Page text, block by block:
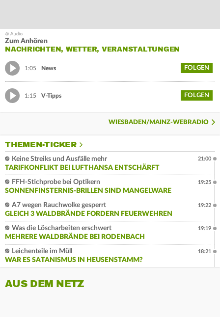
Zum Anhören
NACHRICHTEN, WETTER, VERANSTALTUNGEN
1:05 News FOLGEN
1:15 V-Tipps FOLGEN
WIESBADEN/MAINZ-WEBRADIO
THEMEN-TICKER
Keine Streiks und Ausfälle mehr
TARIFKONFLIKT BEI LUFTHANSA ENTSCHÄRFT
21:00
FFH-Stichprobe bei Optikern
SONNENFINSTERNIS-BRILLEN SIND MANGELWARE
19:25
A7 wegen Rauchwolke gesperrt
GLEICH 3 WALDBRÄNDE FORDERN FEUERWEHREN
19:22
Was die Löscharbeiten erschwert
MEHRERE WALDBRÄNDE BEI RODENBACH
19:19
Leichenteile im Müll
WAR ES SATANISMUS IN HEUSENSTAMM?
18:21
AUS DEM NETZ